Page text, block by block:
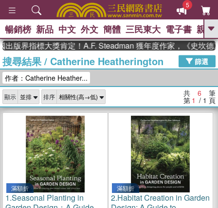
5
GO
熱搜： 東野圭吾 、 The Odyssey 、
父親節 、 如果歷史是一群喵 、 暑期
念華 、 台灣的李登輝時代 、 數學女
孩：黎曼猜想
偉大的迷走神經
暢銷榜 新品 中文 外文 簡體 三民東大 電子書 親子
版界指標大獎肯定！A.F. Steadman 獲年度作家，《史坎德
搜尋結果/ Catherine Heatherington
篩選
作者：Catherine Heather...
顯示 排序 共 6 筆
第 1 / 1 頁
滿額折
1.Seasonal Planting in
滿額折
2.Habitat Creation in Garden